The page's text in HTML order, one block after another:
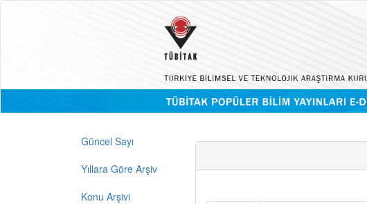
Güncel Sayı
Yıllara Göre Arşiv
Konu Arşivi